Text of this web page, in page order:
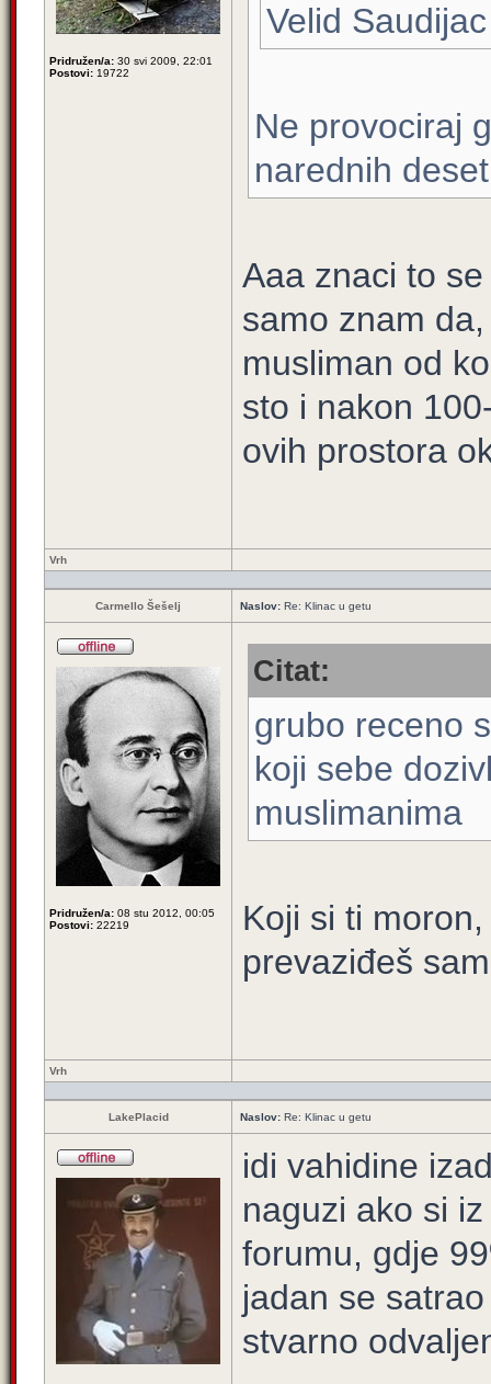
Pridružen/a: 30 svi 2009, 22:01
Postovi: 19722
Velid
Ne provociraj
narednih
Aaa znaci to
samo znam
musliman od
sto i nakon
ovih prostora
Vrh
Carmello Šešelj Naslov: Re: Klinac u getu
Pridružen/a: 08 stu 2012, 00:05
Postovi: 22219
Citat:
grubo receno
koji sebe
muslimanima
Koji si ti
prevaziđeš
Vrh
LakePlacid Naslov: Re: Klinac u getu
idi vahidine
naguzi ako si
forumu, gdje
jadan se
stvarno